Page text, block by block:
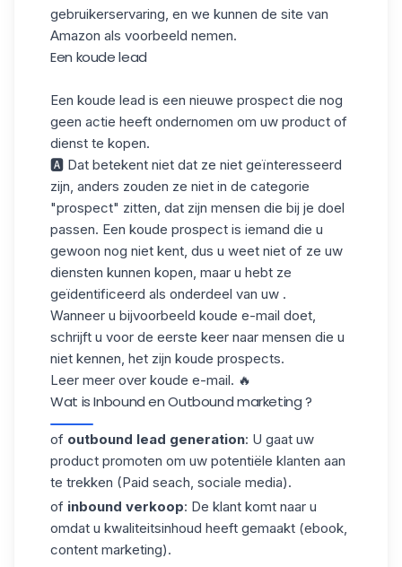
gebruikerservaring, en we kunnen de site van
Amazon als voorbeeld nemen.
Een koude lead
Een koude lead is een nieuwe prospect die nog
geen actie heeft ondernomen om uw product of
dienst te kopen.
🅰 Dat betekent niet dat ze niet geïnteresseerd
zijn, anders zouden ze niet in de categorie
"prospect" zitten, dat zijn mensen die bij je doel
passen. Een koude prospect is iemand die u
gewoon nog niet kent, dus u weet niet of ze uw
diensten kunnen kopen, maar u hebt ze
geïdentificeerd als onderdeel van uw .
Wanneer u bijvoorbeeld koude e-mail doet,
schrijft u voor de eerste keer naar mensen die u
niet kennen, het zijn koude prospects.
Leer meer over koude e-mail. 🔥
Wat is Inbound en Outbound marketing ?
of outbound lead generation: U gaat uw
product promoten om uw potentiële klanten aan
te trekken (Paid seach, sociale media).
of inbound verkoop: De klant komt naar u
omdat u kwaliteitsinhoud heeft gemaakt (ebook,
content marketing).